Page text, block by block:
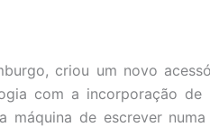
criou um novo
com a incorporação
máquina de escrever